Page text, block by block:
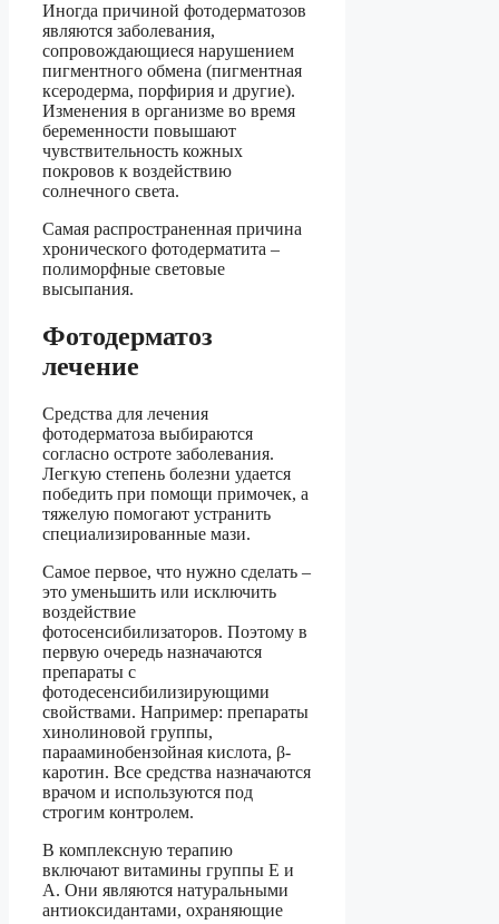
Иногда причиной фотодерматозов
являются заболевания,
сопровождающиеся нарушением
пигментного обмена (пигментная
ксеродерма, порфирия и другие).
Изменения в организме во время
беременности повышают
чувствительность кожных
покровов к воздействию
солнечного света.
Самая распространенная причина
хронического фотодерматита –
полиморфные световые
высыпания.
Фотодерматоз
лечение
Средства для лечения
фотодерматоза выбираются
согласно остроте заболевания.
Легкую степень болезни удается
победить при помощи примочек, а
тяжелую помогают устранить
специализированные мази.
Самое первое, что нужно сделать –
это уменьшить или исключить
воздействие
фотосенсибилизаторов. Поэтому в
первую очередь назначаются
препараты с
фотодесенсибилизирующими
свойствами. Например: препараты
хинолиновой группы,
парааминобензойная кислота, β-
каротин. Все средства назначаются
врачом и используются под
строгим контролем.
В комплексную терапию
включают витамины группы Е и
А. Они являются натуральными
антиоксидантами, охраняющие